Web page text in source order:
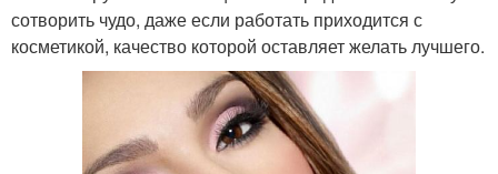
сотворить чудо, даже если работать приходится с
косметикой, качество которой оставляет желать лучшего.